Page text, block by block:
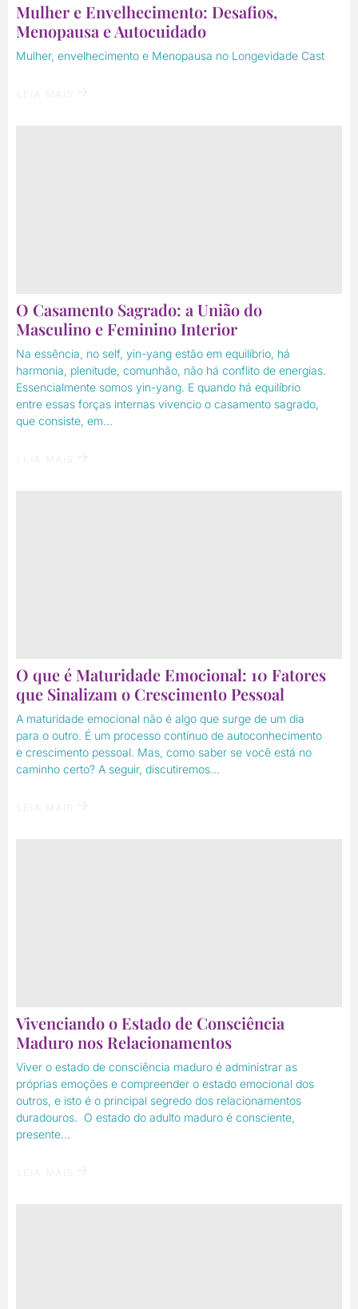
Mulher e Envelhecimento: Desafios,
Menopausa e Autocuidado
Mulher, envelhecimento e Menopausa no Longevidade Cast
O Casamento Sagrado: a União do
Masculino e Feminino Interior
Na essência, no self, yin-yang estão em equilíbrio, há
harmonia, plenitude, comunhão, não há conflito de energias.
Essencialmente somos yin-yang. E quando há equilíbrio
entre essas forças internas vivencio o casamento sagrado,
que consiste, em...
O que é Maturidade Emocional: 10 Fatores
que Sinalizam o Crescimento Pessoal
A maturidade emocional não é algo que surge de um dia
para o outro. É um processo contínuo de autoconhecimento
e crescimento pessoal. Mas, como saber se você está no
caminho certo? A seguir, discutiremos...
Vivenciando o Estado de Consciência
Maduro nos Relacionamentos
Viver o estado de consciência maduro é administrar as
próprias emoções e compreender o estado emocional dos
outros, e isto é o principal segredo dos relacionamentos
duradouros. O estado do adulto maduro é consciente,
presente...